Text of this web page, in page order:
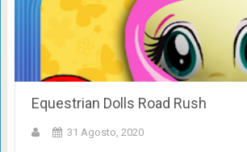
Equestrian Dolls Road Rush
31 Agosto, 2020